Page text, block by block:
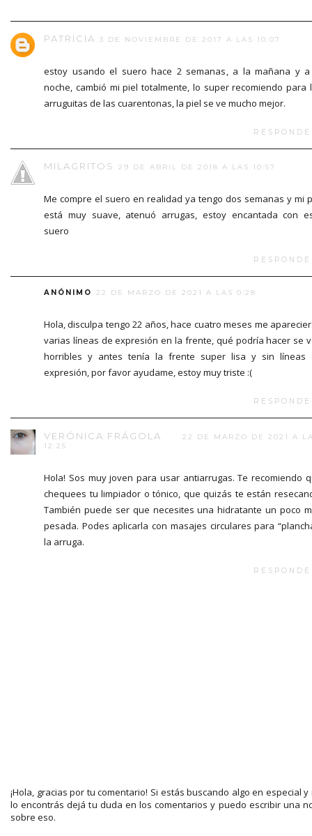
PATRICIA 3 DE NOVIEMBRE DE 2017 A LAS 10:07
estoy usando el suero hace 2 semanas, a la mañana y
noche, cambió mi piel totalmente, lo super recomiendo para
arruguitas de las cuarentonas, la piel se ve mucho mejor.
MILAGRITOS 29 DE ABRIL DE 2018 A LAS 10:57
Me compre el suero en realidad ya tengo dos semanas y mi
está muy suave, atenuó arrugas, estoy encantada con
suero
ANÓNIMO 22 DE MARZO DE 2021 A LAS 0:28
Hola, disculpa tengo 22 años, hace cuatro meses me
varias líneas de expresión en la frente, qué podría hacer se
horribles y antes tenía la frente super lisa y sin líneas
expresión, por favor ayudame, estoy muy triste :(
VERÓNICA FRÁGOLA
22 DE MARZO DE 2021 A
12:25
Hola! Sos muy joven para usar antiarrugas. Te recomiendo
chequees tu limpiador o tónico, que quizás te están
También puede ser que necesites una hidratante un poco
pesada. Podes aplicarla con masajes circulares para
la arruga.
¡Hola, gracias por tu comentario! Si estás buscando algo en especial y
lo encontrás dejá tu duda en los comentarios y puedo escribir una
sobre eso.